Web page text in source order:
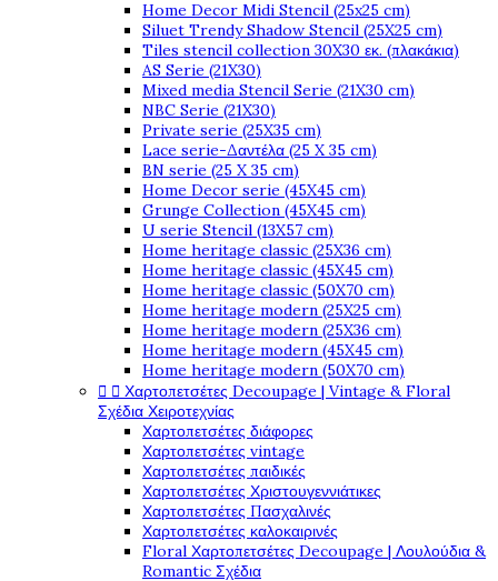
Home Decor Midi Stencil (25x25 cm)
Siluet Trendy Shadow Stencil (25X25 cm)
Tiles stencil collection 30X30 εκ. (πλακάκια)
AS Serie (21X30)
Mixed media Stencil Serie (21X30 cm)
NBC Serie (21X30)
Private serie (25X35 cm)
Lace serie-Δαντέλα (25 X 35 cm)
BN serie (25 X 35 cm)
Home Decor serie (45X45 cm)
Grunge Collection (45X45 cm)
U serie Stencil (13X57 cm)
Home heritage classic (25X36 cm)
Home heritage classic (45X45 cm)
Home heritage classic (50X70 cm)
Home heritage modern (25X25 cm)
Home heritage modern (25X36 cm)
Home heritage modern (45X45 cm)
Home heritage modern (50X70 cm)
  Χαρτοπετσέτες Decoupage | Vintage & Floral
Σχέδια Χειροτεχνίας
Χαρτοπετσέτες διάφορες
Χαρτοπετσέτες vintage
Χαρτοπετσέτες παιδικές
Χαρτοπετσέτες Χριστουγεννιάτικες
Χαρτοπετσέτες Πασχαλινές
Χαρτοπετσέτες καλοκαιρινές
Floral Χαρτοπετσέτες Decoupage | Λουλούδια &
Romantic Σχέδια